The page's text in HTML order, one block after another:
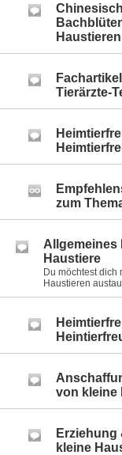
Haustieren
Tierärzte-
zum
Allgemeines
Haustiere
Du möchtest dich
Haustieren
von kleine
Erziehung
kleine